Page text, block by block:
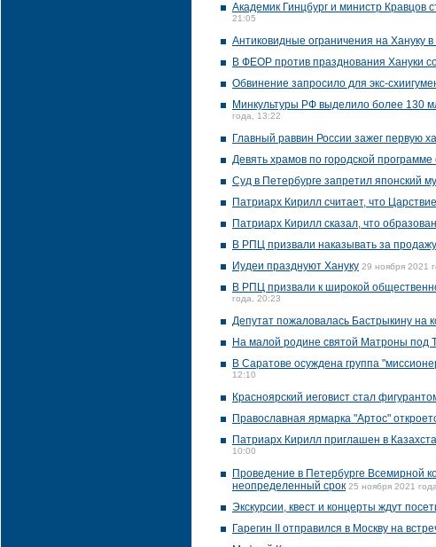
Академик Гинцбург и министр
21:05
Антиковидные ограничения на Хануку
В ФЕОР против празднования Хануки
Обвинение запросило для экс-
Минкультуры РФ выделило более 130
года, 13:22
Главный раввин России зажег первую
Девять храмов по городской
Суд в Петербурге запретил японский
Патриарх Кирилл считает, что
Патриарх Кирилл сказал, что
В РПЦ призвали наказывать за
Иудеи празднуют Хануку 29 ноября 2021
В РПЦ призвали к широкой
года, 20:23
Депутат пожаловалась Бастрыкину на
На малой родине святой Матроны под
В Саратове осуждена группа
12:10
Красноярский иеговист стал
Православная ярмарка "Артос"
Патриарх Кирилл приглашен в
10:00
Проведение в Петербурге Всемирной
неопределенный срок 25 ноября 2021
Экскурсии, квест и концерты ждут
Гарегин II отправился в Москву на